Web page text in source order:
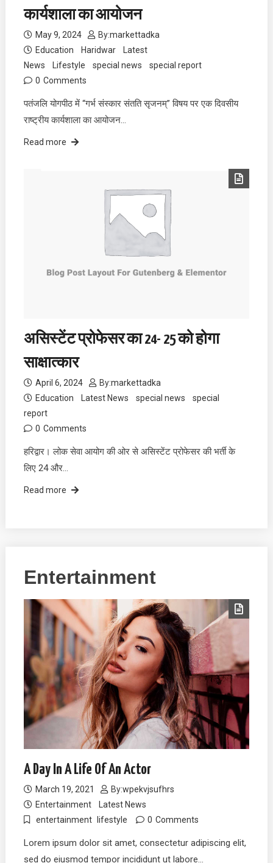
कार्यशाला का आयोजन
May 9, 2024 By:markettadka
Education
Haridwar
Latest
News
Lifestyle special news
special report
0 Comments
पतंजलि योगपीठ में “गर्भ संस्कार संतति सृजनम्” विषय पर एक दिवसीय
राष्ट्रीय कार्यशाला का आयोजन…
Read more
असिस्टेंट प्रोफेसर का 24- 25 को होगा
साक्षात्कार
April 6, 2024 By:markettadka
Education
Latest News special news
special
report
0 Comments
हरिद्वार। लोक सेवा आयोग की ओर से असिस्टेंट प्रोफेसर की भर्ती के
लिए 24 और…
Read more
Entertainment
A Day In A Life Of An Actor
March 19, 2021 By:wpekvjsufhrs
Entertainment
Latest News
entertainment
lifestyle 0 Comments
Lorem ipsum dolor sit amet, consectetur adipiscing elit,
sed do eiusmod tempor incididunt ut labore…